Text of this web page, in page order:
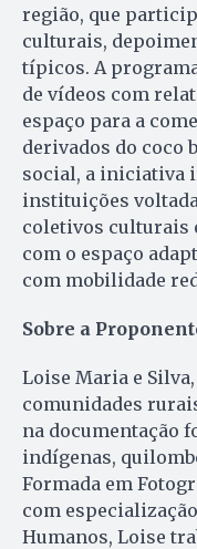
região, que
culturais,
típicos. A
de vídeos com
espaço para a
derivados do coco
social, a iniciativa
instituições
coletivos culturais
com o espaço
com mobilidade
Sobre a
Loise Maria e
comunidades
na documentação
indígenas,
Formada em
com
Humanos, Loise